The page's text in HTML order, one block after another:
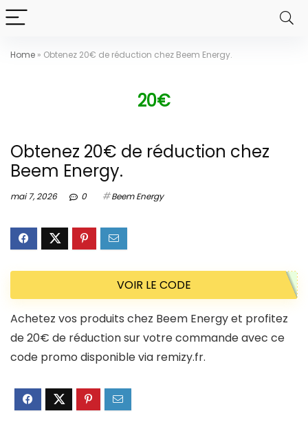
Home » Obtenez 20€ de réduction chez Beem Energy.
20€
Obtenez 20€ de réduction chez
Beem Energy.
mai 7, 2026 0 Beem Energy
VOIR LE CODE
Achetez vos produits chez Beem Energy et profitez
de 20€ de réduction sur votre commande avec ce
code promo disponible via remizy.fr.